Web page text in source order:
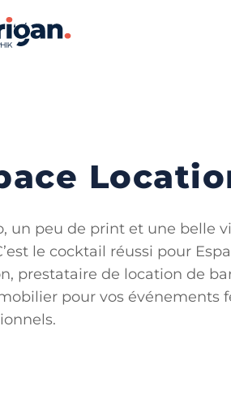
un peu de print et une belle
le cocktail réussi pour
prestataire de location de
pour vos événements